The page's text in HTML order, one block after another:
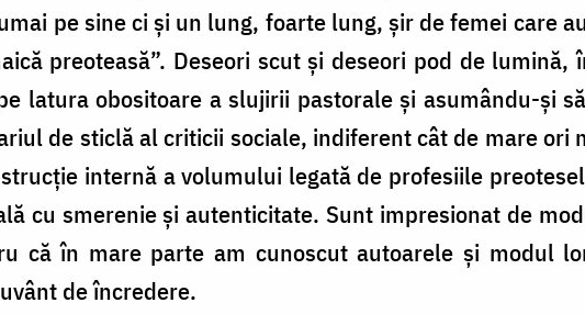
pe sine ci și un lung, foarte lung, șir de femei care
preoteasă”. Deseori scut și deseori pod de lumină,
latura obositoare a slujirii pastorale și asumându-și
de sticlă al criticii sociale, indiferent cât de mare ori
internă a volumului legată de profesiile
cu smerenie și autenticitate. Sunt impresionat de
că în mare parte am cunoscut autoarele și modul
de încredere.